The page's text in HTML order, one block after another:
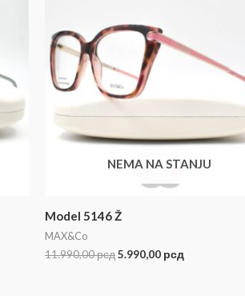
NEMA NA STANJU
Model 5146 Ž
MAX&Co
11.990,00рсд5.990,00 рсд